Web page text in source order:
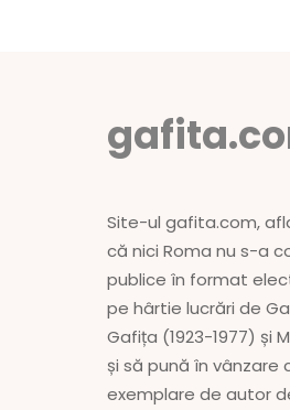
Site-ul gafita.com,
că nici Roma nu s-a
publice în format
pe hârtie lucrări de
Gafița (1923-1977) și
și să pună în
exemplare de autor